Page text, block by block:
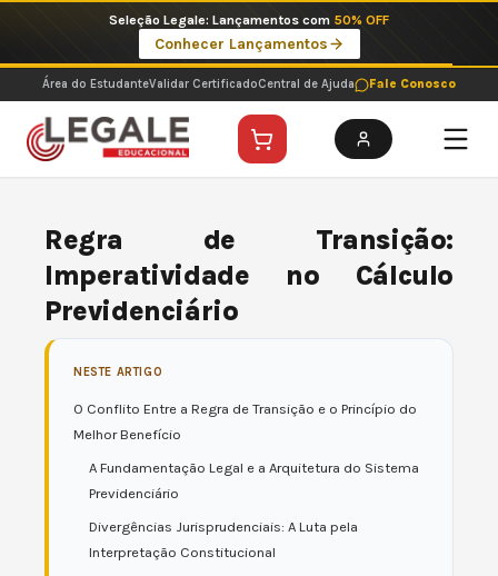
o
conteúdo
Imperdíveis no Pix: Pós Selecionadas a 199 reais no pix em parcela única
Ver ofertas
Área do EstudanteValidar CertificadoCentral de Ajuda Fale Conosco
Regra de Transição:
Imperatividade no Cálculo
Previdenciário
NESTE ARTIGO
O Conflito Entre a Regra de Transição e o Princípio do
Melhor Benefício
A Fundamentação Legal e a Arquitetura do Sistema
Previdenciário
Divergências Jurisprudenciais: A Luta pela
Interpretação Constitucional